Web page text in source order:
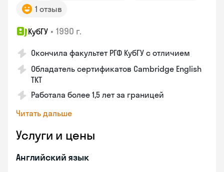
1 отзыв
КубГУ • 1990 г.
Окончила факультет РГФ КубГУ с отличием
Обладатель сертификатов Cambridge English
TKT
Работала более 1,5 лет за границей
Читать дальше
Услуги и цены
Английский язык